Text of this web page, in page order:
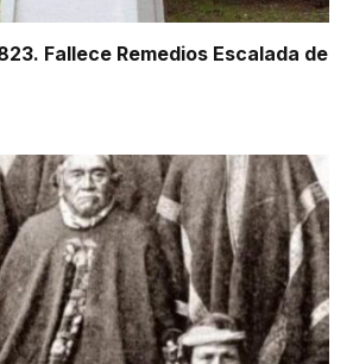
Fallece Remedios Escalada de